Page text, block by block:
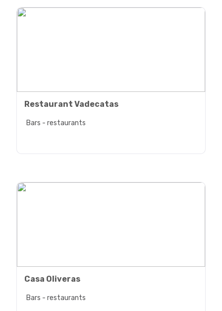
Restaurant Vadecatas
Bars - restaurants
Casa Oliveras
Bars - restaurants